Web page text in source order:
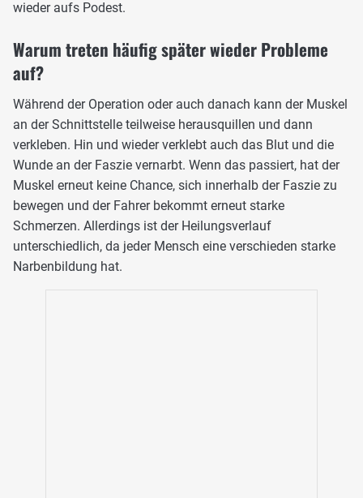
wieder aufs Podest.
Warum treten häufig später wieder Probleme
auf?
Während der Operation oder auch danach kann der Muskel
an der Schnittstelle teilweise herausquillen und dann
verkleben. Hin und wieder verklebt auch das Blut und die
Wunde an der Faszie vernarbt. Wenn das passiert, hat der
Muskel erneut keine Chance, sich innerhalb der Faszie zu
bewegen und der Fahrer bekommt erneut starke
Schmerzen. Allerdings ist der Heilungsverlauf
unterschiedlich, da jeder Mensch eine verschieden starke
Narbenbildung hat.